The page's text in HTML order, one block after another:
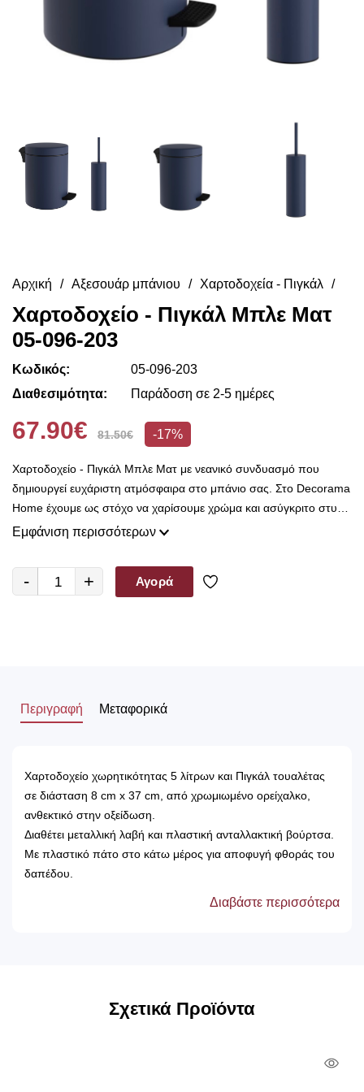
Αρχική Αξεσουάρ μπάνιου Χαρτοδοχεία - Πιγκάλ
Χαρτοδοχείο - Πιγκάλ Μπλε Ματ
05-096-203
Κωδικός:
05-096-203
Διαθεσιμότητα:
Παράδοση σε 2-5 ημέρες
67.90€ 81.50€ -17%
Χαρτοδοχείο - Πιγκάλ Μπλε Ματ με νεανικό συνδυασμό που
δημιουργεί ευχάριστη ατμόσφαιρα στο μπάνιο σας. Στο Decorama
Home έχουμε ως στόχο να χαρίσουμε χρώμα και ασύγκριτο στυλ
στο χώρο σας και να τον αναδείξουμε με τον πιο όμορφο τρόπο!
Εμφάνιση περισσότερων
- + Αγορά
Περιγραφή Μεταφορικά
Χαρτοδοχείο χωρητικότητας 5 λίτρων και Πιγκάλ τουαλέτας
σε διάσταση 8 cm x 37 cm, από χρωμιωμένο ορείχαλκο,
ανθεκτικό στην οξείδωση.
Διαθέτει μεταλλική λαβή και πλαστική ανταλλακτική βούρτσα.
Με πλαστικό πάτο στο κάτω μέρος για αποφυγή φθοράς του
δαπέδου.
Διαβάστε περισσότερα
Σχετικά Προϊόντα